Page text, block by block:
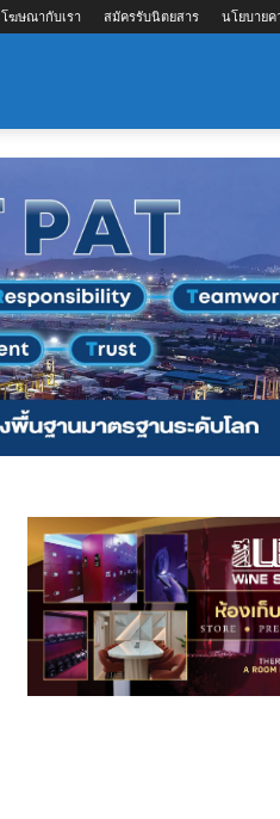
โฆษณากับเรา สมัครรับนิตยสาร นโยบาย